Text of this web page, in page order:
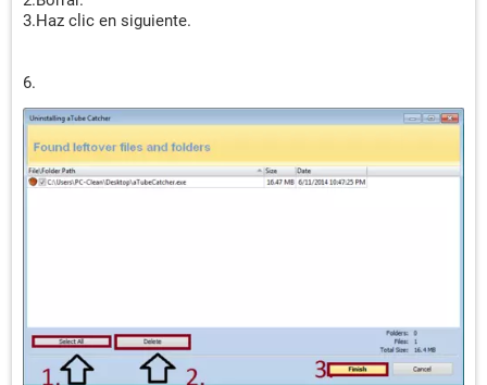
3.Haz clic en siguiente.
6.